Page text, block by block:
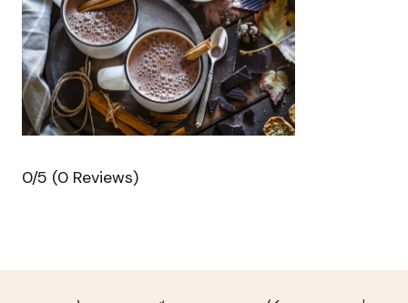
0/5 (0 Reviews)